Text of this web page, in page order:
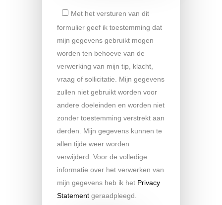
Met het versturen van dit
formulier geef ik toestemming dat
mijn gegevens gebruikt mogen
worden ten behoeve van de
verwerking van mijn tip, klacht,
vraag of sollicitatie. Mijn gegevens
zullen niet gebruikt worden voor
andere doeleinden en worden niet
zonder toestemming verstrekt aan
derden. Mijn gegevens kunnen te
allen tijde weer worden
verwijderd. Voor de volledige
informatie over het verwerken van
mijn gegevens heb ik het Privacy
Statement geraadpleegd.